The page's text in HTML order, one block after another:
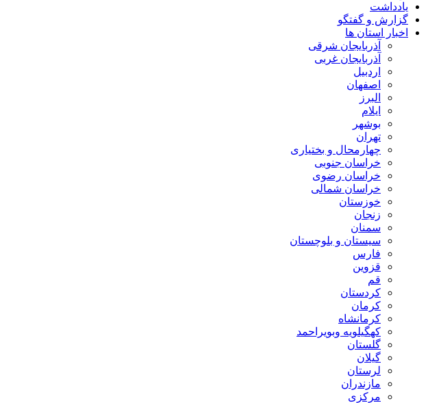
یادداشت
گزارش و گفتگو
اخبار استان ها
آذربایجان شرقی
آذربایجان غربی
اردبیل
اصفهان
البرز
ایلام
بوشهر
تهران
چهارمحال و بختیاری
خراسان جنوبی
خراسان رضوی
خراسان شمالی
خوزستان
زنجان
سمنان
سیستان و بلوچستان
فارس
قزوین
قم
کردستان
کرمان
کرمانشاه
کهگیلویه وبویراحمد
گلستان
گیلان
لرستان
مازندران
مرکزی